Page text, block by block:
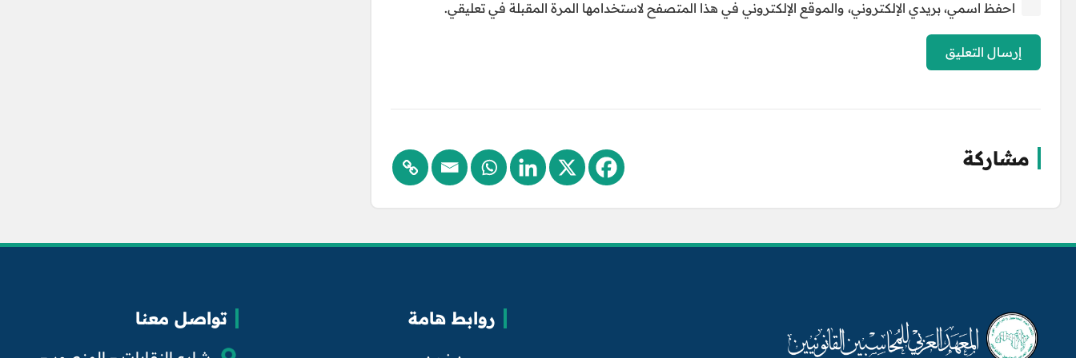
احفظ اسمي، بريدي الإلكتروني، والموقع الإلكتروني في هذا المتصفح لاستخدامها المرة المقبلة في تعليقي.
إرسال التعليق
مشاركة
روابط هامة تواصل معنا